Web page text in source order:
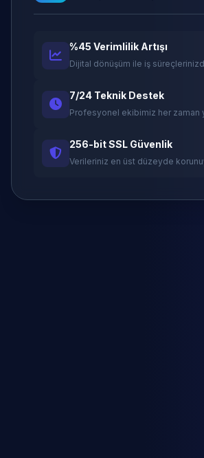
%45 Verimlilik Artışı
Dijital dönüşüm ile iş
7/24 Teknik Destek
Profesyonel ekibimiz her zaman
256-bit SSL Güvenlik
Verileriniz en üst düzeyde